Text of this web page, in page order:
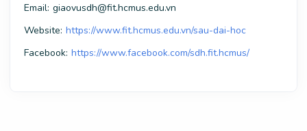
Email: giaovusdh@fit.hcmus.edu.vn
Website: https://www.fit.hcmus.edu.vn/sau-dai-hoc
Facebook: https://www.facebook.com/sdh.fit.hcmus/